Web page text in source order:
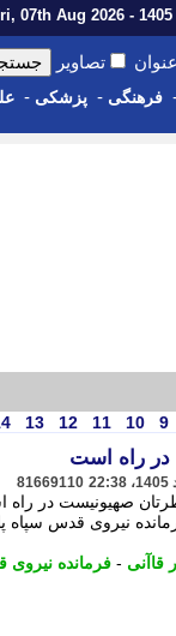
عنوان تصاویر
فرهنگی - پزشکی -
9
10
11
12
13
در راه است
81669110
صهیونیست در راه
نیروی قدس سپاه
قاآنی - فرمانده